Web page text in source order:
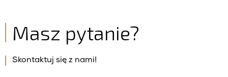
Masz pytanie?
Skontaktuj się z nami!